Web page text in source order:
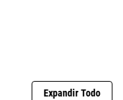
Expandir Todo